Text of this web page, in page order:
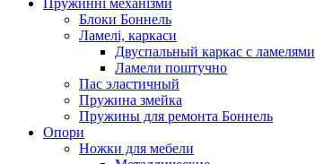
Пружинні механізми
Блоки Боннель
Ламелі, каркаси
Двуспальный каркас с ламелями
Ламели поштучно
Пас эластичный
Пружина змейка
Пружины для ремонта Боннель
Опори
Ножки для мебели